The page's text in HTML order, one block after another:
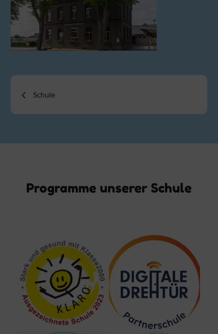
Beitragsnavigation
Schule
Programme unserer Schule